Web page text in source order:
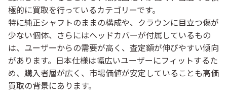
極的に買取を行っているカテゴリーです。
特に純正シャフトのままの構成や、クラウンに目立つ傷が
少ない個体、さらにはヘッドカバーが付属しているもの
は、ユーザーからの需要が高く、査定額が伸びやすい傾向
があります。日本仕様は幅広いユーザーにフィットするた
め、購入者層が広く、市場価値が安定していることも高価
買取の背景にあります。